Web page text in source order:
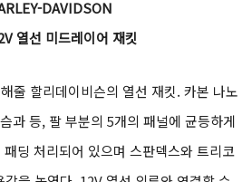
DAVIDSON
열선 미드레이어 재킷
줄 할리데이비슨의 열선 재킷. 카본 나노
과 등, 팔 부분의 5개의 패널에 균등하게
딩 처리되어 있으며 스판덱스와 트리코